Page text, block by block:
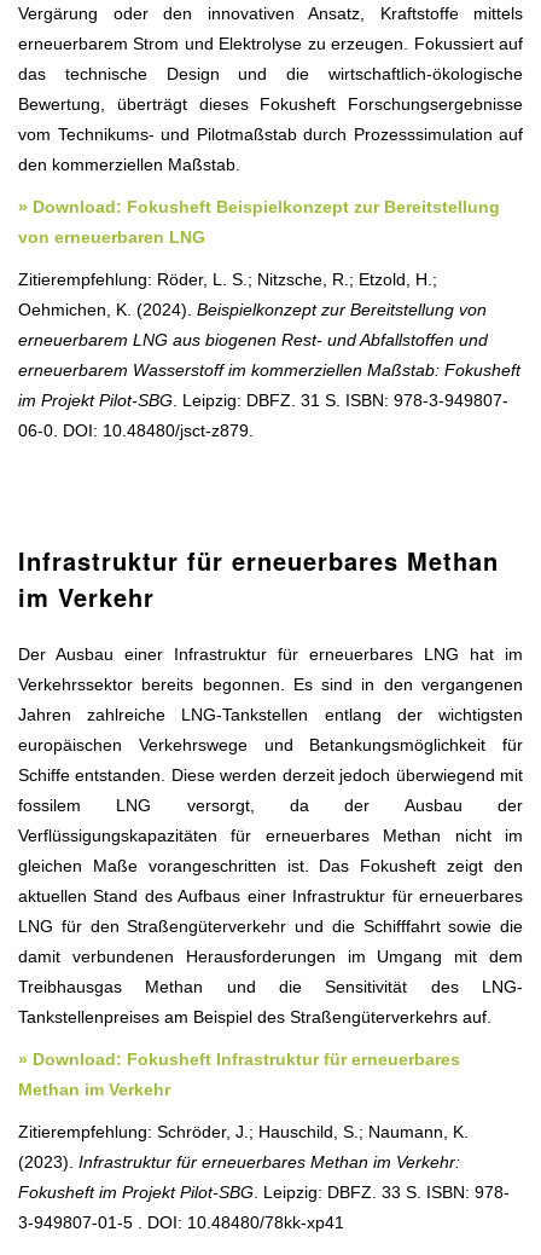
Vergärung oder den innovativen Ansatz, Kraftstoffe mittels
erneuerbarem Strom und Elektrolyse zu erzeugen. Fokussiert auf
das technische Design und die wirtschaftlich-ökologische
Bewertung, überträgt dieses Fokusheft Forschungsergebnisse
vom Technikums- und Pilotmaßstab durch Prozesssimulation auf
den kommerziellen Maßstab.
» Download: Fokusheft Beispielkonzept zur Bereitstellung
von erneuerbaren LNG
Zitierempfehlung: Röder, L. S.; Nitzsche, R.; Etzold, H.;
Oehmichen, K. (2024). Beispielkonzept zur Bereitstellung von
erneuerbarem LNG aus biogenen Rest- und Abfallstoffen und
erneuerbarem Wasserstoff im kommerziellen Maßstab: Fokusheft
im Projekt Pilot-SBG . Leipzig: DBFZ. 31 S. ISBN: 978-3-949807-
06-0. DOI: 10.48480/jsct-z879.
Infrastruktur für erneuerbares Methan
im Verkehr
Der Ausbau einer Infrastruktur für erneuerbares LNG hat im
Verkehrssektor bereits begonnen. Es sind in den vergangenen
Jahren zahlreiche LNG-Tankstellen entlang der wichtigsten
europäischen Verkehrswege und Betankungsmöglichkeit für
Schiffe entstanden. Diese werden derzeit jedoch überwiegend mit
fossilem LNG versorgt, da der Ausbau der
Verflüssigungskapazitäten für erneuerbares Methan nicht im
gleichen Maße vorangeschritten ist. Das Fokusheft zeigt den
aktuellen Stand des Aufbaus einer Infrastruktur für erneuerbares
LNG für den Straßengüterverkehr und die Schifffahrt sowie die
damit verbundenen Herausforderungen im Umgang mit dem
Treibhausgas Methan und die Sensitivität des LNG-
Tankstellenpreises am Beispiel des Straßengüterverkehrs auf.
» Download: Fokusheft Infrastruktur für erneuerbares
Methan im Verkehr
Zitierempfehlung: Schröder, J.; Hauschild, S.; Naumann, K.
(2023). Infrastruktur für erneuerbares Methan im Verkehr:
Fokusheft im Projekt Pilot-SBG . Leipzig: DBFZ. 33 S. ISBN: 978-
3-949807-01-5 . DOI: 10.48480/78kk-xp41